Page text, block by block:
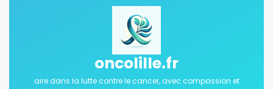
oncolille.fr
aire dans la lutte contre le cancer, avec compassion et